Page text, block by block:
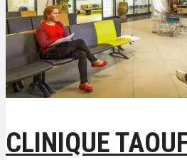
CLINIQUE